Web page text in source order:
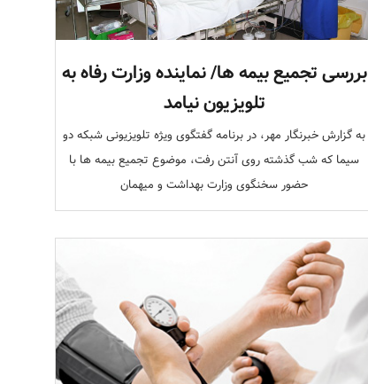
بررسی تجمیع بیمه ها/ نماینده وزارت رفاه به
تلویزیون نیامد
به گزارش خبرنگار مهر، در برنامه گفتگوی ویژه تلویزیونی شبکه دو
سیما که شب گذشته روی آنتن رفت، موضوع تجمیع بیمه ها با
حضور سخنگوی وزارت بهداشت و میهمان